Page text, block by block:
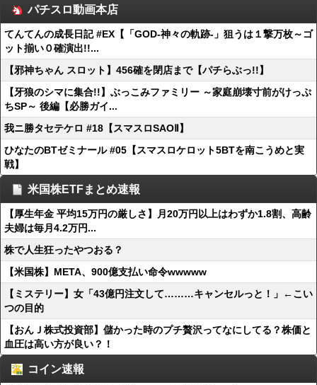
パチスロ動画本店
てんてんの成長日記 #EX【「GOD-神々の軌跡-」狙うは１撃万枚～ゴ
ット揃い０確演出!!...
【邪神ちゃん スロット】456確を閉店まで【パチらぶっ!!】
【牙狼のシマに集合!!】ぶっこみファミリー ～家庭崩壊寸前がけっぷ
ちSP～ 後編【必勝ガイ...
我ニ勝タセテケロ #18【スマスロSAOⅡ】
ひなたのBTゼミナール #05【スマスロケロット5BTを南こうめと実
戦】
米国株ETFまとめ速報
【厚生年金 平均15万円の厳しさ】月20万円以上はわずか1.8割、高齢
夫婦は毎月4.2万円...
株で人生狂ったやつおる？
【米国株】META、900億支払い命令wwwww
【ミステリー】女「43億円注文して………キャンセルっと！」←こい
つの目的
【おんＪ株式投資部】儲かった時のプチ贅沢ってなにしてる？株価と
血圧は高い方が良い？！
コイン速報